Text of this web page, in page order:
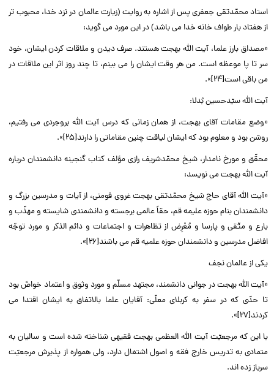
استاد محمّدتقى جعفرى پس از اشاره به روایت (زیارت عالمان در نزد خدا، محبوب تر
از هفتاد بار طواف خانه خدا مى باشد) در این مورد مى گوید:‌‌
«مصداق بارز علما، آیت الله بهجت هستند. صرف دیدن و ملاقات کردن ایشان، خود
سر تا پا موعظه است. من هر وقت ایشان را مى بینم، تا چند روز اثر این ملاقات در
من باقى است[۲۴]».‌‌
آیت الله سیّدحسین بُدلا:‌‌
«وضع مقامات آقاى بهجت، از همان زمانى که درس آیت الله بروجردى مى رفتیم،
روشن بود و معلوم بود که ایشان لیاقت چنین مقاماتى را دارند[۲۵]».‌‌
محقّق و مورخ نامدار، شیخ محمّدشریف رازى مؤلف کتاب گنجینه دانشمندان درباره
آیت الله بهجت مى نویسد:‌‌
«آیت الله آقاى حاج شیخ محمّدتقى بهجت غروى فومنى، از آیات و مدرسین بزرگ و
دانشمندان بنام حوزه علیمه قم، حقاً عالمى برجسته و دانشمندى شایسته و مهذّب و
بارع و متّقى و پارسا و مُعْرِض از تظاهرات و اجتماعات و دائم الذکر و مورد توجّه
افاضل مدرسین و دانشمندان حوزه علمیه قم مى باشند[۲۶]».‌‌
یکى از عالمان نجف‌‌
«آیت الله بهجت در جوانى دانشمند، مجتهد مسلّم و مورد وثوق و اعتماد خواصّ بود
تا حدّى که در سفر به کربلاى معلّى: آقایان علما بالاتفاق به ایشان اقتدا مى
کردند[۲۷]».‌‌
با این که مرجعیّت آیت الله العظمى بهجت فقیهى شناخته شده است و سالیان به
متمادى به تدریس خارج فقه و اصول اشتغال دارد، ولى همواره از پذیرش مرجعیّت
سرباز زده اند.‌‌